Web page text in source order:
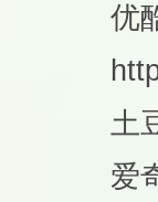
优
土
爱